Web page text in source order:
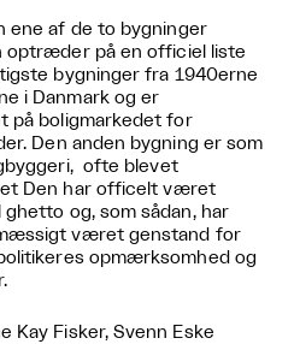
ene af de to bygninger
optræder på en officiel liste
bygninger fra 1940erne
i Danmark og er
på boligmarkedet for
Den anden bygning er som
ofte blevet
Den har officelt været
og, som sådan, har
været genstand for
opmærksomhed og
Kay Fisker, Svenn Eske